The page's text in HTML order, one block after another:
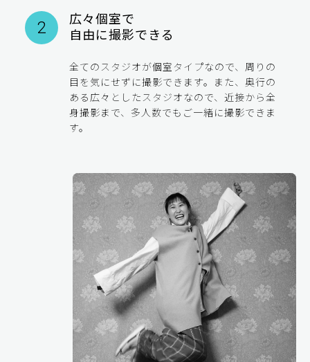
2
広々個室で
自由に撮影できる
全てのスタジオが個室タイプなので、周りの
目を気にせずに撮影できます。また、奥行の
ある広々としたスタジオなので、近接から全
身撮影まで、多人数でもご一緒に撮影できま
す。